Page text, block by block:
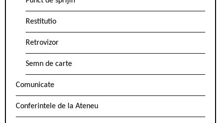
Restitutio
Retrovizor
Semn de carte
Comunicate
Conferintele de la Ateneu